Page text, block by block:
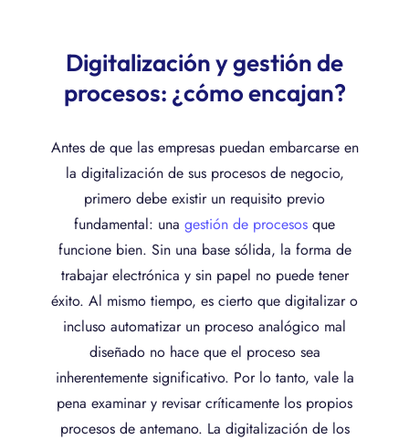
Digitalización y gestión de
procesos: ¿cómo encajan?
Antes de que las empresas puedan embarcarse en
la digitalización de sus procesos de negocio,
primero debe existir un requisito previo
fundamental: una gestión de procesos que
funcione bien. Sin una base sólida, la forma de
trabajar electrónica y sin papel no puede tener
éxito. Al mismo tiempo, es cierto que digitalizar o
incluso automatizar un proceso analógico mal
diseñado no hace que el proceso sea
inherentemente significativo. Por lo tanto, vale la
pena examinar y revisar críticamente los propios
procesos de antemano. La digitalización de los